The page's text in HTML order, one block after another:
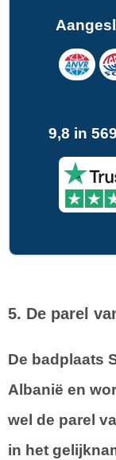
9,8 in
5. De parel
De badplaats
Albanië en
wel de parel
in het